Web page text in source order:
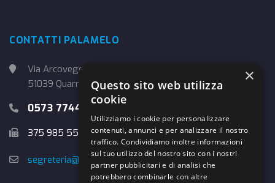
CONTATTI PALAMELO
Via Arcoveggio, 4
51039 Quarrata (PT)
0573 774457
375 985 5526
segreteria@danybasket.it
×
Questo sito web utilizza
cookie
Utilizziamo i cookie per personalizzare
contenuti, annunci e per analizzare il nostro
traffico. Condividiamo inoltre informazioni
sul tuo utilizzo del nostro sito con i nostri
partner pubblicitari e di analisi che
potrebbero combinarle con altre